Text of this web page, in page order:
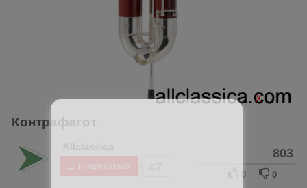
Контрафагот
Подписаться
803
0 0
X